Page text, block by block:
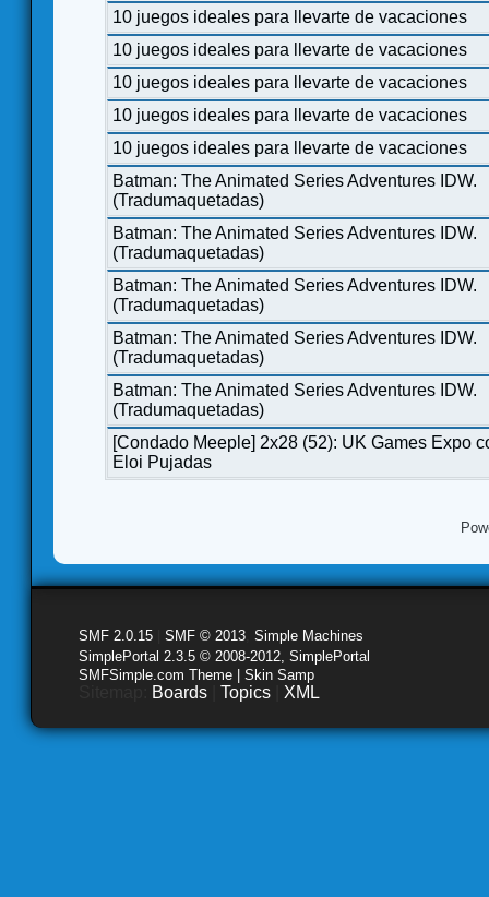
10 juegos ideales para llevarte de vacaciones
10 juegos ideales para llevarte de vacaciones
10 juegos ideales para llevarte de vacaciones
10 juegos ideales para llevarte de vacaciones
10 juegos ideales para llevarte de vacaciones
Batman: The Animated Series Adventures IDW.
(Tradumaquetadas)
Batman: The Animated Series Adventures IDW.
(Tradumaquetadas)
Batman: The Animated Series Adventures IDW.
(Tradumaquetadas)
Batman: The Animated Series Adventures IDW.
(Tradumaquetadas)
Batman: The Animated Series Adventures IDW.
(Tradumaquetadas)
[Condado Meeple] 2x28 (52): UK Games Expo
Eloi Pujadas
SMF 2.0.15 SMF © 2013 Simple Machines
SimplePortal 2.3.5 © 2008-2012, SimplePortal
SMFSimple.com Theme | Skin Samp
Boards Topics XML